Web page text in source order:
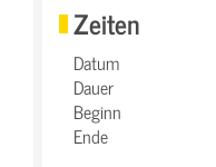
Zeiten
Datum
Dauer
Beginn
Ende